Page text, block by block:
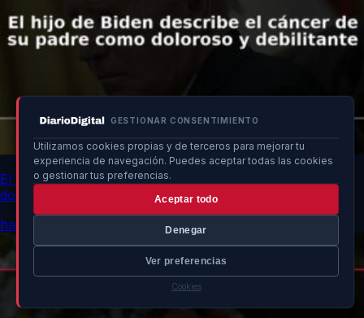
GESTIONAR CONSENTIMIENTO
Utilizamos cookies propias y de terceros para mejorar tu
experiencia de navegación. Puedes aceptar todas las cookies
o gestionar tus preferencias.
Aceptar todo
Denegar
Ver preferencias
Cookies
El hijo de Biden describe el cáncer de su padre como
doloroso y debilitante
hace 3h